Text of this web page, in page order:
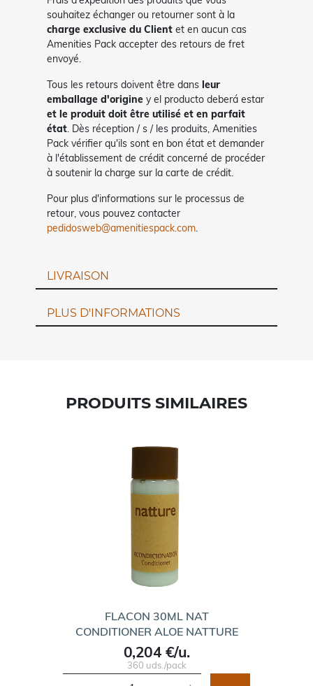
souhaitez échanger ou retourner sont à la
charge exclusive du Client et en aucun cas
Amenities Pack accepter des retours de fret
envoyé.
Tous les retours doivent être dans leur
emballage d'originey el producto deberá estar
et le produit doit être utilisé et en parfait
état. Dès réception / s / les produits, Amenities
Pack vérifier qu'ils sont en bon état et demander
à l'établissement de crédit concerné de procéder
à soutenir la charge sur la carte de crédit.
Pour plus d'informations sur le processus de
retour, vous pouvez contacter
pedidosweb@amenitiespack.com.
LIVRAISON
PLUS D'INFORMATIONS
PRODUITS SIMILAIRES
FLACON 30ML NAT
CONDITIONER ALOE NATTURE
0,204 €/u.
360 uds./pack